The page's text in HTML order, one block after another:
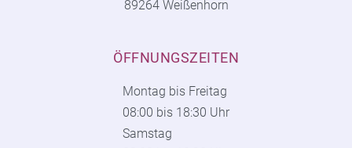
89264 Weißenhorn
ÖFFNUNGSZEITEN
Montag bis Freitag
08:00 bis 18:30 Uhr
Samstag